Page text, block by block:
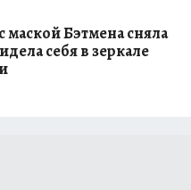
маской Бэтмена сняла
себя в зеркале